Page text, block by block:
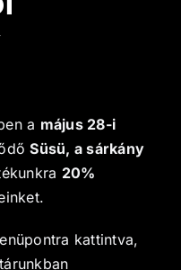
a május 28-i
Süsü, a sárkány
20%
kattintva,